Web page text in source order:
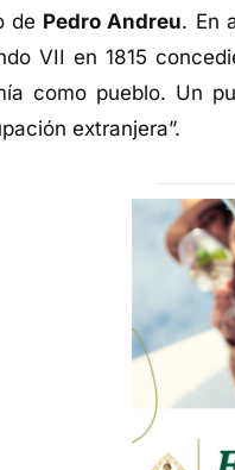
de Pedro Andreu. En
VII en 1815
como pueblo. Un
extranjera”.